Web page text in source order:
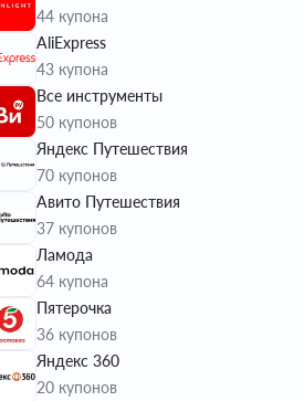
44 купона
AliExpress
43 купона
Все инструменты
50 купонов
Яндекс Путешествия
70 купонов
Авито Путешествия
37 купонов
Ламода
64 купона
Пятерочка
36 купонов
Яндекс 360
20 купонов